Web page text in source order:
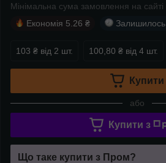
Мінімальна сума замовлення на
Економія 5.26 ₴ Залишилось
103 ₴ від 2 шт. 100,80 ₴ від 4 шт.
Купити
або
Купити з
Що таке купити з Пром?